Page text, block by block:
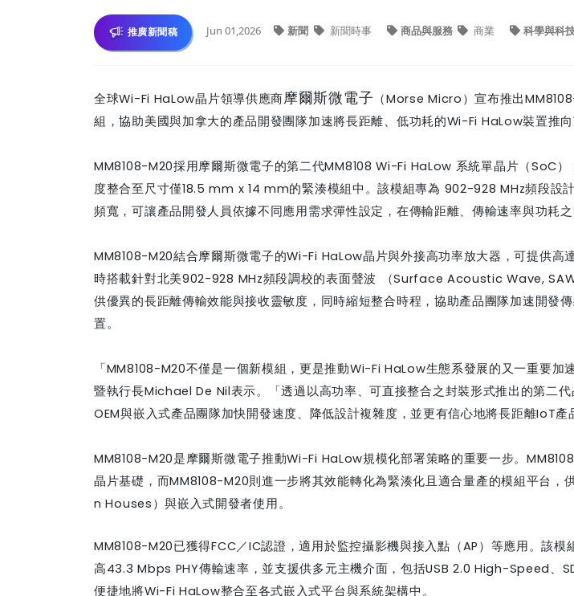
推廣新聞稿 Jun 01,2026 新聞 新聞時事 商品與服務 商業 科學與科
全球Wi-Fi HaLow晶片領導供應商摩爾斯微電子 （Morse Micro ）宣布推出
組，協助美國與加拿大的產品開發團隊加速將長距離、低功耗的Wi-Fi HaLow裝置推向
MM8108-M20採用摩爾斯微電子的第二代MM8108 Wi-Fi HaLow 系統單晶片（SoC）
度整合至尺寸僅18.5 mm x 14 mm的緊湊模組中。該模組專為 902-928 MHz頻段設
頻寬，可讓產品開發人員依據不同應用需求彈性設定，在傳輸距離、傳輸速率與功耗之
MM8108-M20結合摩爾斯微電子的Wi-Fi HaLow晶片與外接高功率放大器，可提供高
時搭載針對北美902-928 MHz頻段調校的表面聲波 （Surface AcousticWave,
供優異的長距離傳輸效能與接收靈敏度，同時縮短整合時程，協助產品團隊加速開發
置。
「MM8108-M20不僅是一個新模組，更是推動Wi-Fi HaLow生態系發展的又一重要加
暨執行長Michael De Nil表示。「透過以高功率、可直接整合之封裝形式推出的第二代
OEM與嵌入式產品團隊加快開發速度、降低設計複雜度，並更有信心地將長距離IoT產
MM8108-M20是摩爾斯微電子推動Wi-Fi HaLow規模化部署策略的重要一步。
晶片基礎，而MM8108-M20則進一步將其效能轉化為緊湊化且適合量產的模組平台，
n Houses）與嵌入式開發者使用。
MM8108-M20已獲得FCC／IC認證，適用於監控攝影機與接入點（AP ）等應用。該模
高43.3 Mbps PHY傳輸速率，並支援供多元主機介面，包括USB 2.0 High-Speed 、
便捷地將Wi-Fi HaLow整合至各式嵌入式平台與系統架構中。